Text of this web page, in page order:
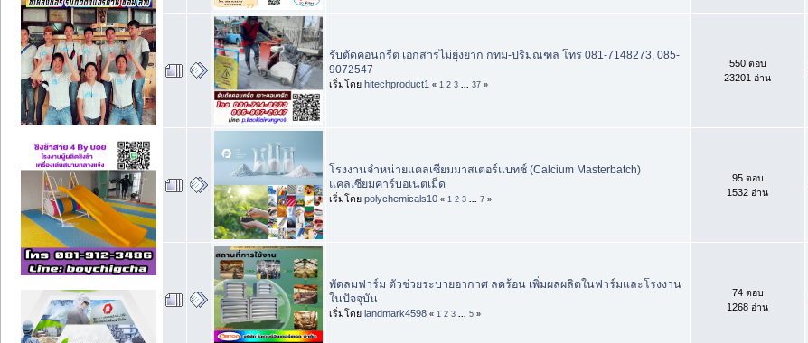
รับตัดคอนกรีต เอกสารไม่ยุ่งยาก กทม-ปริมณฑล โทร 081-7148273, 085-
9072547
เริ่มโดย hitechproduct1 « 1 2 3 37 »
550 ตอบ
23201 อ่าน
โรงงานจำหน่ายแคลเซียมมาสเตอร์แบทช์ (Calcium Masterbatch)
แคลเซียมคาร์บอเนตเม็ด
เริ่มโดย polychemicals10 « 1 2 3 7 »
95 ตอบ
1532 อ่าน
พัดลมฟาร์ม ตัวช่วยระบายอากาศ ลดร้อน เพิ่มผลผลิตในฟาร์มและโรงงาน
ในปัจจุบัน
เริ่มโดย landmark4598 « 1 2 3 5 »
74 ตอบ
1268 อ่าน